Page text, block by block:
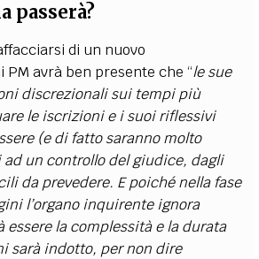
passerà?
di un nuovo
avrà ben presente che “le sue
discrezionali sui tempi più
le iscrizioni e i suoi riflessivi
(e di fatto saranno molto
ad un controllo del giudice, dagli
da prevedere. E poiché nella fase
l’organo inquirente ignora
essere la complessità e la durata
sarà indotto, per non dire